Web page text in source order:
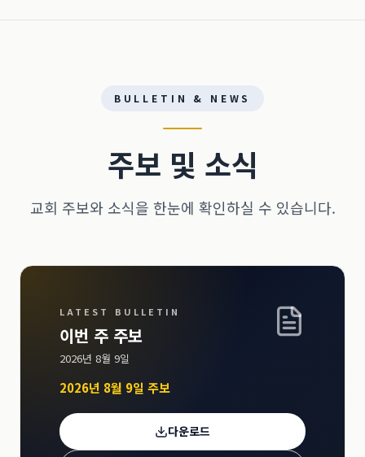
BULLETIN & NEWS
주보 및 소식
교회 주보와 소식을 한눈에 확인하실 수 있습니다.
LATEST BULLETIN
이번 주 주보
2026년 8월 9일
2026년 8월 9일 주보
다운로드